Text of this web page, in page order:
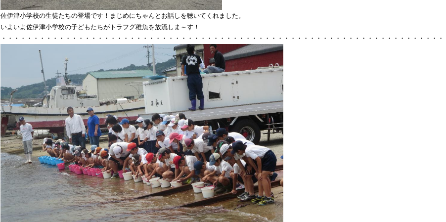
佐伊津小学校の生徒たちの登場です！まじめにちゃんとお話しを聴いてくれました。
いよいよ佐伊津小学校の子どもたちがトラフグ稚魚を放流しま～す！
・・・・・・・・・・・・・・・・・・・・・・・・・・・・・・・・・・・・・・・・・・・・・・・・・・・・・・・・・・・ ・・・・・・・・・